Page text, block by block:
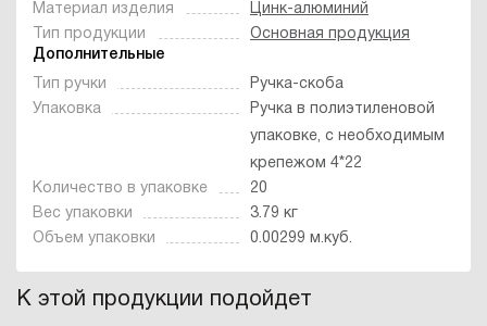
Материал изделия
Цинк-алюминий
Тип продукции
Основная продукция
Дополнительные
Тип ручки
Ручка-скоба
Упаковка
Ручка в полиэтиленовой
упаковке, с необходимым
крепежом 4*22
Количество в упаковке
20
Вес упаковки
3.79 кг
Объем упаковки
0.00299 м.куб.
К этой продукции подойдет